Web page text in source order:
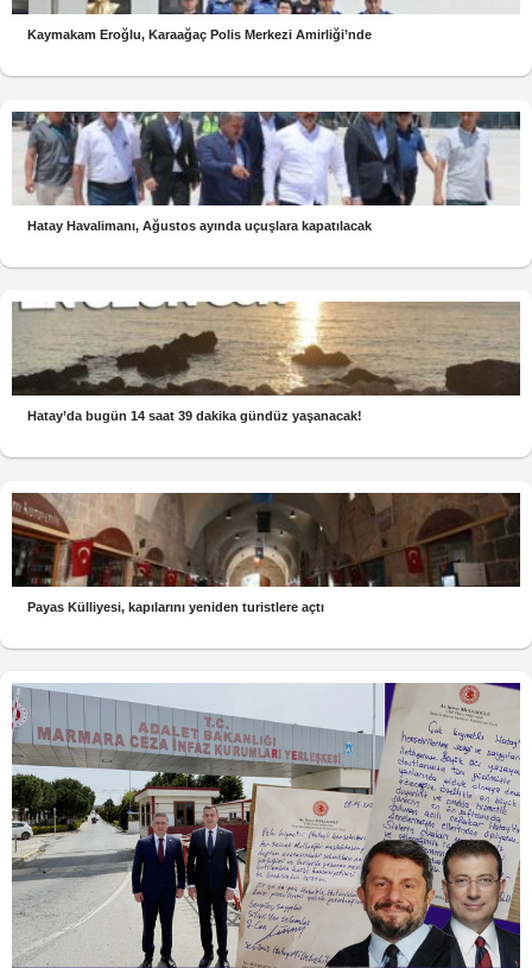
Kaymakam Eroğlu, Karaağaç Polis Merkezi Amirliği’nde
Hatay Havalimanı, Ağustos ayında uçuşlara kapatılacak
Hatay’da bugün 14 saat 39 dakika gündüz yaşanacak!
Payas Külliyesi, kapılarını yeniden turistlere açtı